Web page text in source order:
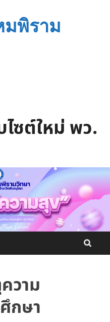
มพิราม
ไซต์ใหม่ พว.
วาม
กษา